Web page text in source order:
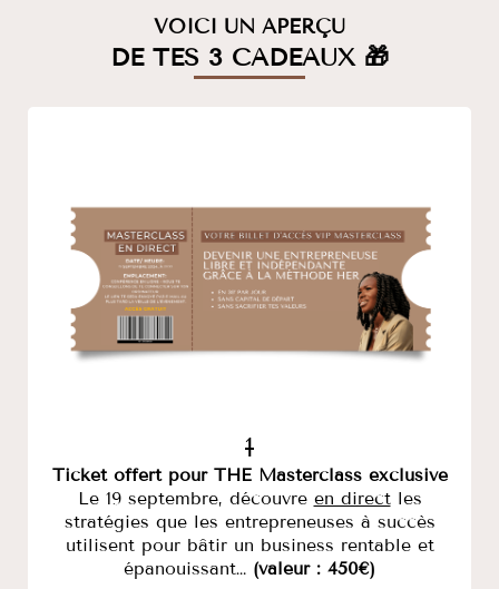
VOICI UN APERÇU
DE TES 3 CADEAUX 🎁
1
Ticket offert pour THE Masterclass exclusive
Le 19 septembre, découvre en directles
stratégies que les entrepreneuses à succès
utilisent pour bâtir un business rentable et
épanouissant… (valeur : 450€)